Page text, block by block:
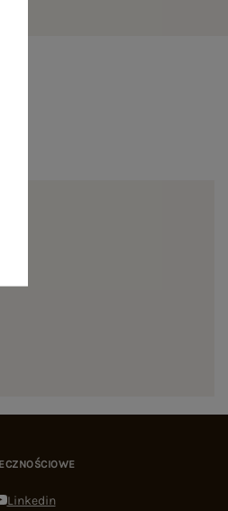
Linkedin